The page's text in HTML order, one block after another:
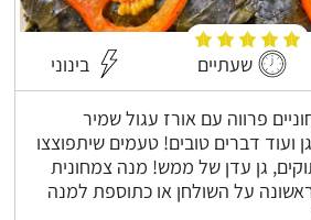
שעתיים בינוני
פרווה עם אורז עגול שמיר
ועוד דברים טובים! טעמים שיתפוצצו
גן עדן של ממש! מנה צמחונית
על השולחן או כתוספת למנה